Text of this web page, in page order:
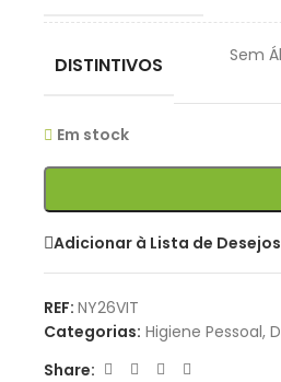
DISTINTIVOS Sem
Em stock
Adicionar à Lista de Desejos
REF: NY26VIT
Categorias: Higiene Pessoal,
Share: